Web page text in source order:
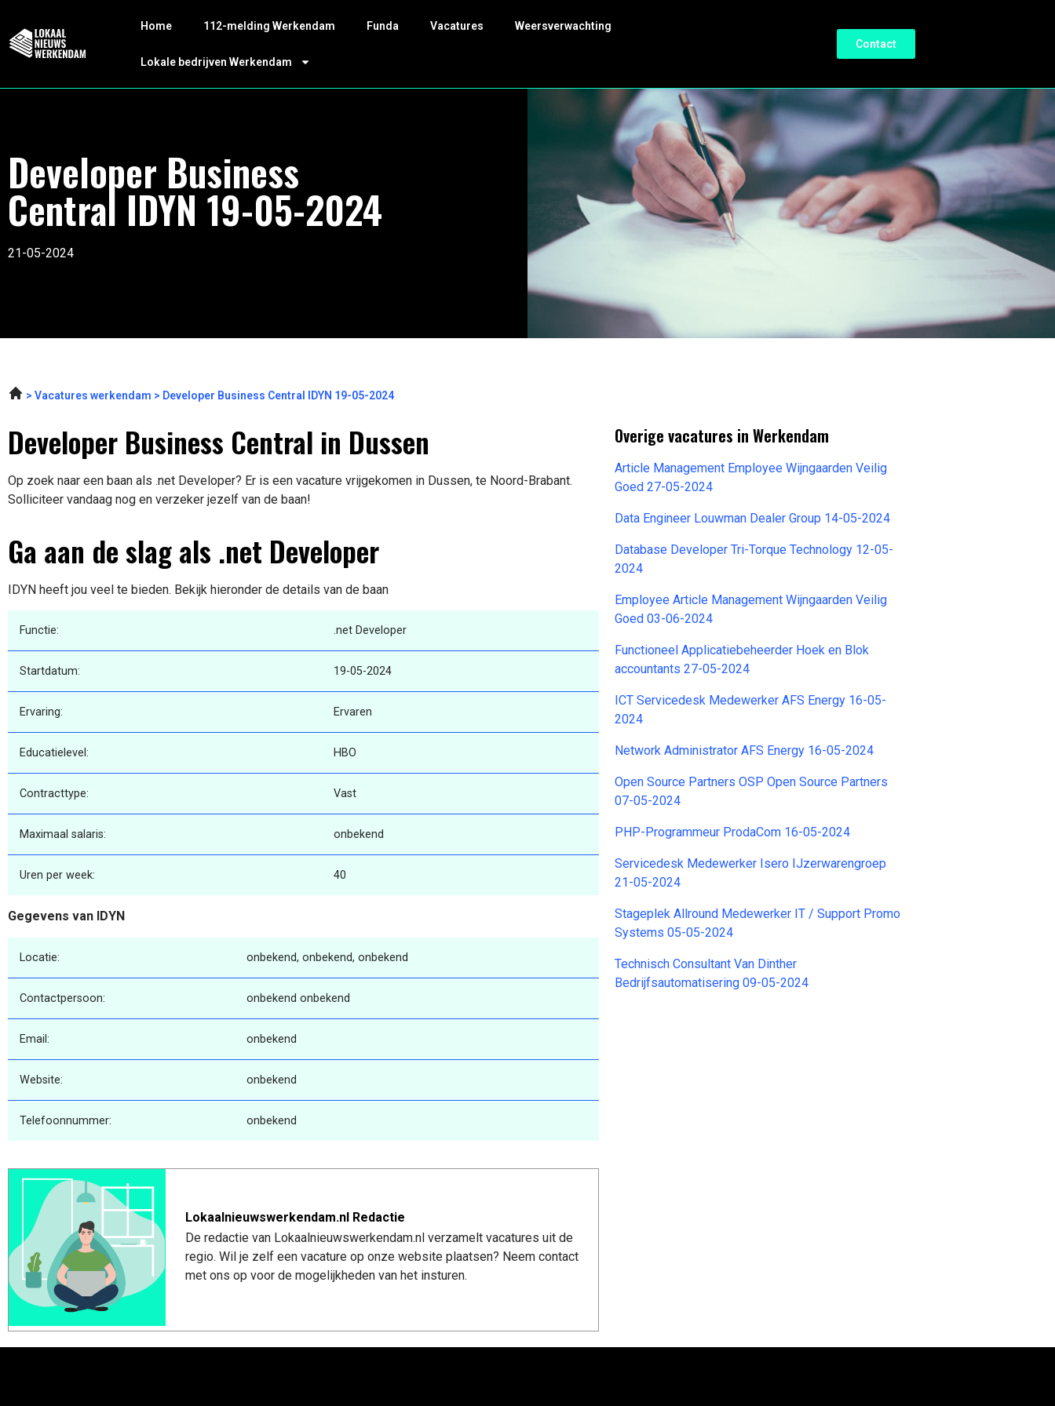
Home 112-melding Werkendam Funda Vacatures Weersverwachting
Lokale bedrijven Werkendam
Contact
Developer Business
Central IDYN 19-05-2024
21-05-2024
Vacatures werkendam Developer Business Central IDYN 19-05-2024
Developer Business Central in Dussen
Op zoek naar een baan als .net Developer? Er is een vacature vrijgekomen in Dussen, te Noord-Brabant.
Solliciteer vandaag nog en verzeker jezelf van de baan!
Ga aan de slag als .net Developer
IDYN heeft jou veel te bieden. Bekijk hieronder de details van de baan
Functie: .net Developer
Startdatum: 19-05-2024
Ervaring: Ervaren
Educatielevel: HBO
Contracttype: Vast
Maximaal salaris: onbekend
Uren per week: 40
Gegevens van IDYN
Locatie: onbekend, onbekend, onbekend
Contactpersoon: onbekend onbekend
Email: onbekend
Website: onbekend
Telefoonnummer: onbekend
Lokaalnieuwswerkendam.nl Redactie
De redactie van Lokaalnieuwswerkendam.nl verzamelt vacatures uit de
regio. Wil je zelf een vacature op onze website plaatsen? Neem contact
met ons op voor de mogelijkheden van het insturen.
Overige vacatures in Werkendam
Article Management Employee Wijngaarden Veilig
Goed 27-05-2024
Data Engineer Louwman Dealer Group 14-05-2024
Database Developer Tri-Torque Technology 12-05-
2024
Employee Article Management Wijngaarden Veilig
Goed 03-06-2024
Functioneel Applicatiebeheerder Hoek en Blok
accountants 27-05-2024
ICT Servicedesk Medewerker AFS Energy 16-05-
2024
Network Administrator AFS Energy 16-05-2024
Open Source Partners OSP Open Source Partners
07-05-2024
PHP-Programmeur ProdaCom 16-05-2024
Servicedesk Medewerker Isero IJzerwarengroep
21-05-2024
Stageplek Allround Medewerker IT / Support Promo
Systems 05-05-2024
Technisch Consultant Van Dinther
Bedrijfsautomatisering 09-05-2024